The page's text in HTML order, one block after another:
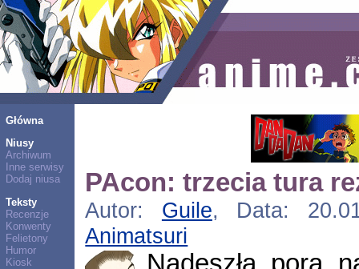
Główna
Niusy
Archiwum
Inne serwisy
Dodaj niusa
Teksty
Recenzje
Konwenty
Felietony
Humor
Kiosk
PAcon: trzecia tura
Autor: Guile, Data:
Animatsuri
Nadeszła pora